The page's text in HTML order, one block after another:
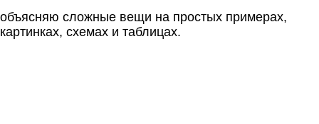
объясняю сложные вещи на простых примерах,
картинках, схемах и таблицах.